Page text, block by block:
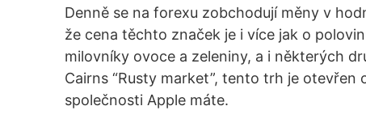
Denně se na forexu zobchodují měny v
že cena těchto značek je i více jak o
milovníky ovoce a zeleniny, a i některých
Cairns “Rusty market”, tento trh je
společnosti Apple máte.